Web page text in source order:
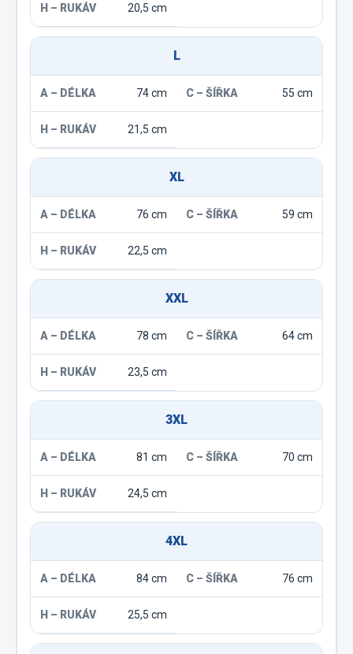
20,5 cm
L
74 cm 55 cm
21,5 cm
XL
76 cm 59 cm
22,5 cm
XXL
78 cm 64 cm
23,5 cm
3XL
81 cm 70 cm
24,5 cm
4XL
84 cm 76 cm
25,5 cm